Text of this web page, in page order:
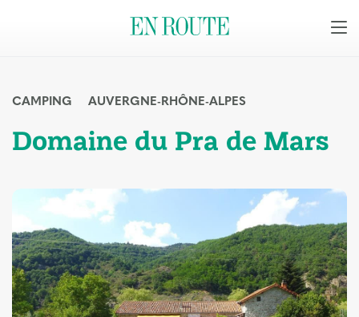
CAMPING AUVERGNE-RHÔNE-ALPES
Domaine du Pra de Mars